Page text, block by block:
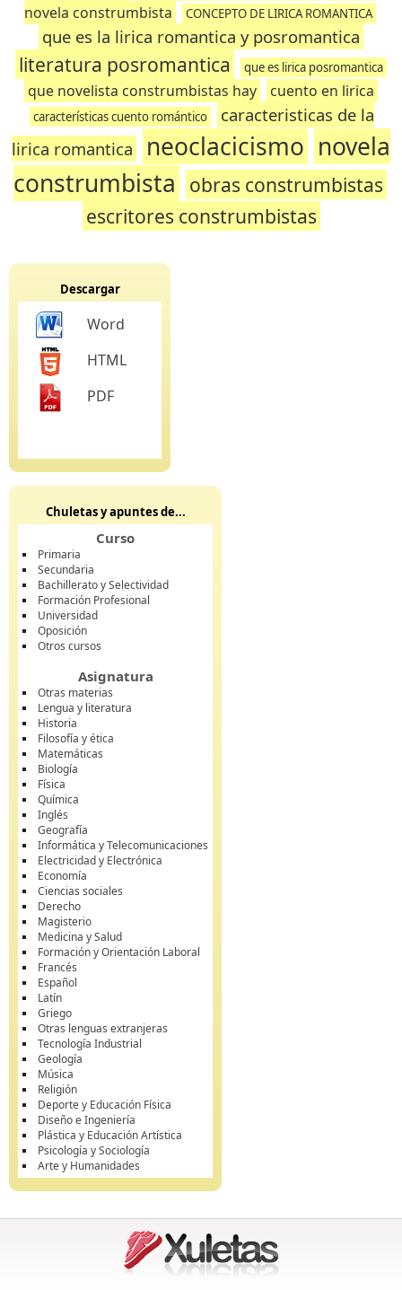
novela construmbista
CONCEPTO DE LIRICA ROMANTICA
que es la lirica romantica y posromantica
literatura posromantica que es lirica posromantica
que novelista construmbistas hay cuento en lirica
características cuento romántico
caracteristicas de la
lirica romantica
neoclacicismo novela
construmbista
obras construmbistas
escritores construmbistas
Descargar
Word
HTML
PDF
Chuletas y apuntes de...
Curso
Primaria
Secundaria
Bachillerato y Selectividad
Formación Profesional
Universidad
Oposición
Otros cursos
Asignatura
Otras materias
Lengua y literatura
Historia
Filosofía y ética
Matemáticas
Biología
Física
Química
Inglés
Geografía
Informática y Telecomunicaciones
Electricidad y Electrónica
Economía
Ciencias sociales
Derecho
Magisterio
Medicina y Salud
Formación y Orientación Laboral
Francés
Español
Latín
Griego
Otras lenguas extranjeras
Tecnología Industrial
Geología
Música
Religión
Deporte y Educación Física
Diseño e Ingeniería
Plástica y Educación Artística
Psicología y Sociología
Arte y Humanidades